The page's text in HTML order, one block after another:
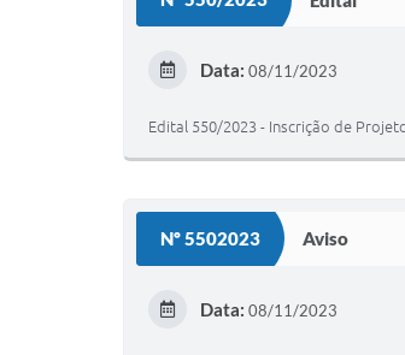
Data: 08/11/2023
Edital 550/2023 - Inscrição de
Nº 5502023 Aviso
Data: 08/11/2023